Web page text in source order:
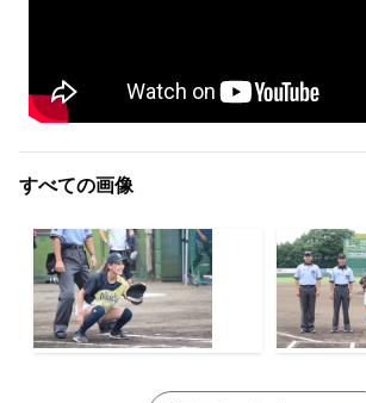
すべての画像